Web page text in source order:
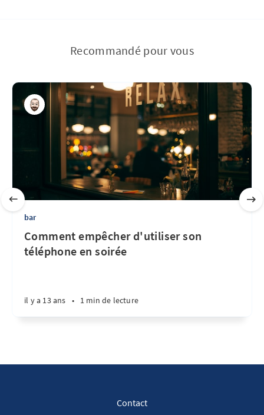
Recommandé pour vous
bar
Comment empêcher d'utiliser son
téléphone en soirée
il y a 13 ans • 1 min de lecture
Contact